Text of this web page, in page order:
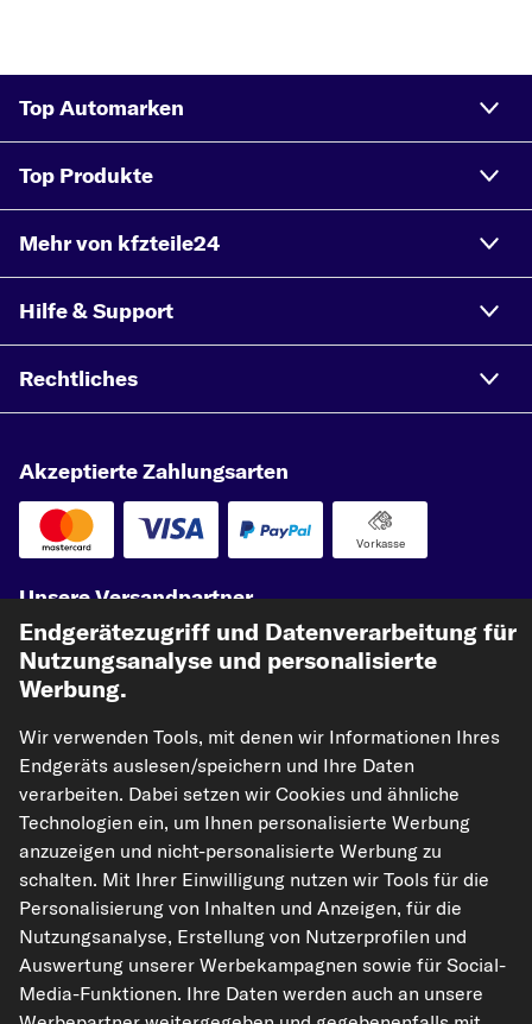
Top Automarken
Top Produkte
Mehr von kfzteile24
Hilfe & Support
Rechtliches
Akzeptierte Zahlungsarten
Vorkasse
Unsere Versandpartner
kfzteile24.de carpardoo.nl
carpardoo.fr
carpardoo.dk
nicht vervielfältigt werden. Die Vervielfältigung und Verbreitung der Daten und
der Datenbank ohne vorherige Einwilligung von TecAlliance und/oder die
Endgerätezugriff und Datenverarbeitung für
Nutzungsanalyse und personalisierte
Werbung.
Wir verwenden Tools, mit denen wir Informationen Ihres
Endgeräts auslesen/speichern und Ihre Daten
verarbeiten. Dabei setzen wir Cookies und ähnliche
Technologien ein, um Ihnen personalisierte Werbung
anzuzeigen und nicht-personalisierte Werbung zu
schalten. Mit Ihrer Einwilligung nutzen wir Tools für die
Personalisierung von Inhalten und Anzeigen, für die
Nutzungsanalyse, Erstellung von Nutzerprofilen und
Auswertung unserer Werbekampagnen sowie für Social-
Media-Funktionen. Ihre Daten werden auch an unsere